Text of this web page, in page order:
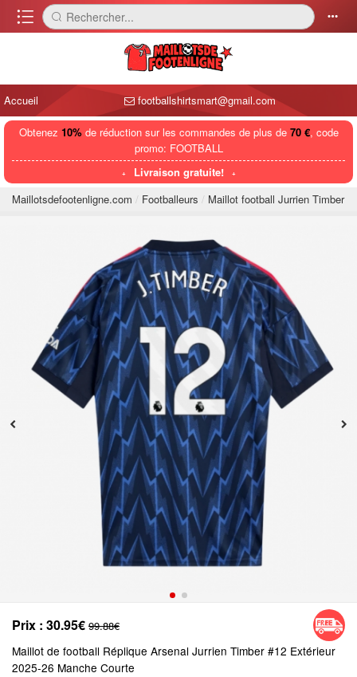
󰈍 󰅼 Rechercher... 󰄒
Accueil footballshirtsmart@gmail.com
Obtenez 10%de réduction sur les commandes de plus de 70 €, code
promo: FOOTBALL
Livraison gratuite!
Maillotsdefootenligne.com
Footballeurs Maillot football Jurrien Timber
Prix : 30.95€ 99.88€
Maillot de football Réplique Arsenal Jurrien Timber #12 Extérieur
2025-26 Manche Courte